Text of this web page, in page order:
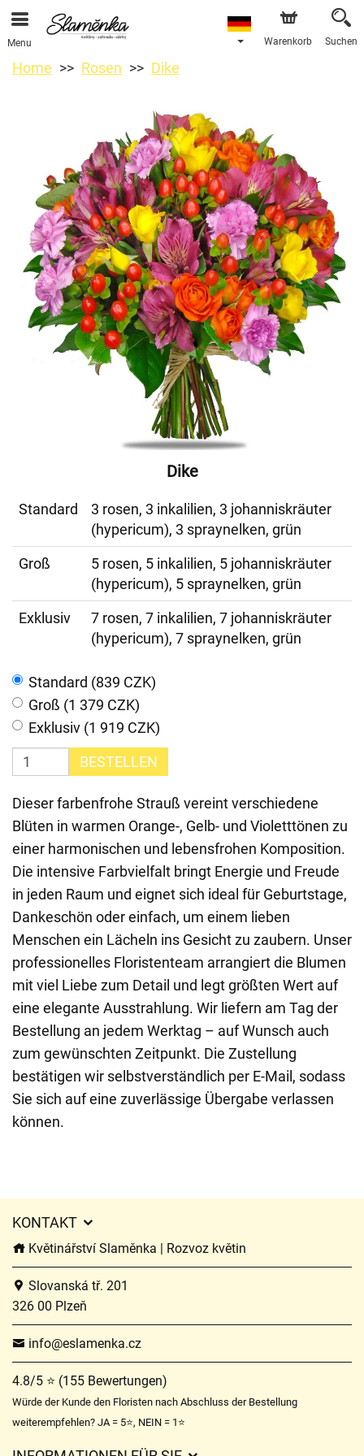
Menu Warenkorb Suchen
Home Rosen Dike
Dike
Standard
3 rosen, 3 inkalilien, 3 johanniskräuter
(hypericum), 3 spraynelken, grün
Groß
5 rosen, 5 inkalilien, 5 johanniskräuter
(hypericum), 5 spraynelken, grün
Exklusiv
7 rosen, 7 inkalilien, 7 johanniskräuter
(hypericum), 7 spraynelken, grün
Standard (839 CZK)
Groß (1 379 CZK)
Exklusiv (1 919 CZK)
BESTELLEN
Dieser farbenfrohe Strauß vereint verschiedene
Blüten in warmen Orange-, Gelb- und Violetttönen zu
einer harmonischen und lebensfrohen Komposition.
Die intensive Farbvielfalt bringt Energie und Freude
in jeden Raum und eignet sich ideal für Geburtstage,
Dankeschön oder einfach, um einem lieben
Menschen ein Lächeln ins Gesicht zu zaubern. Unser
professionelles Floristenteam arrangiert die Blumen
mit viel Liebe zum Detail und legt größten Wert auf
eine elegante Ausstrahlung. Wir liefern am Tag der
Bestellung an jedem Werktag – auf Wunsch auch
zum gewünschten Zeitpunkt. Die Zustellung
bestätigen wir selbstverständlich per E-Mail, sodass
Sie sich auf eine zuverlässige Übergabe verlassen
können.
KONTAKT
Květinářství Slaměnka | Rozvoz květin
Slovanská tř. 201
326 00 Plzeň
info@eslamenka.cz
4.8/5 ⭐ (155 Bewertungen)
Würde der Kunde den Floristen nach Abschluss der Bestellung
weiterempfehlen? JA = 5⭐, NEIN = 1⭐